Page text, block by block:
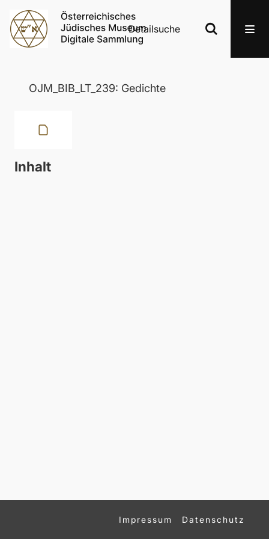
Detailsuche
OJM_BIB_LT_239: Gedichte
Inhalt
Impressum Datenschutz